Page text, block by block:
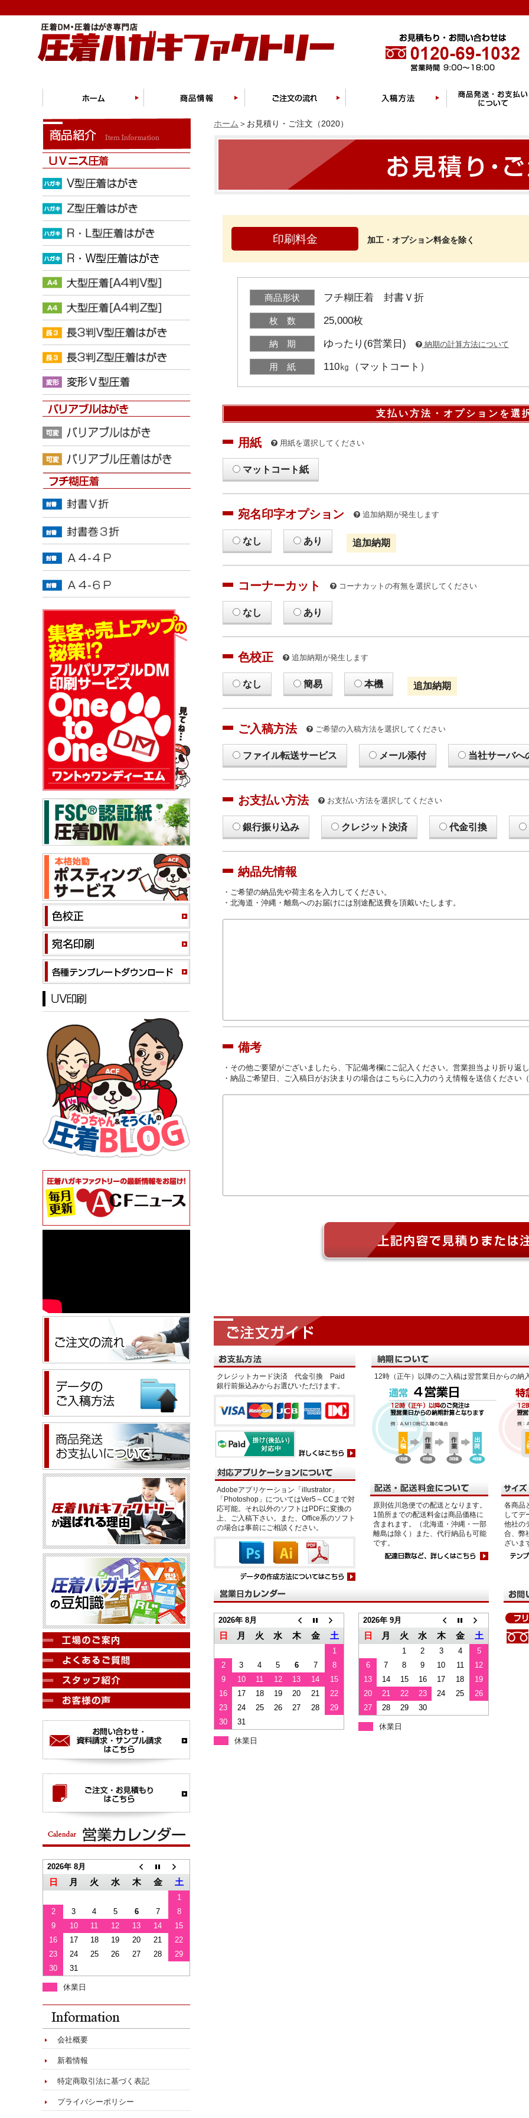
ホーム ＞お見積り・ご注文（2020）
印刷料金 加工・オプション料金を除く
商品形状 フチ糊圧着 封書Ｖ折
枚 数 25,000枚
納 期 ゆったり(6営業日) 納期の計算方法について
用 紙 110㎏（マットコート）
支払い方法・オプションを選
用紙 用紙を選択してください
マットコート紙
宛名印字オプション 追加納期が発生します
なし あり 追加納期
コーナーカット コーナカットの有無を選択してください
なし あり
色校正 追加納期が発生します
なし 簡易 本機 追加納期
ご入稿方法 ご希望の入稿方法を選択してください
ファイル転送サービス メール添付 当社サーバへ
お支払い方法 お支払い方法を選択してください
銀行振り込み クレジット決済 代金引換
納品先情報
・ご希望の納品先や荷主名を入力してください。
・北海道・沖縄・離島へのお届けには別途配送費を頂戴いたします。
備考
・その他ご要望がございましたら、下記備考欄にご記入ください。営業担当より折り返
・納品ご希望日、ご入稿日がお決まりの場合はこちらに入力のうえ情報を送信ください
クレジットカード決済 代金引換 Paid
銀行前振込みからお選びいただけます。
12時（正午）以降のご入稿は翌営業日からの納
Adobeアプリケーション「illustrator」
「Photoshop」についてはVer5～CCまで対
応可能。それ以外のソフトはPDFに変換の
上、ご入稿下さい。また、Office系のソフト
の場合は事前にご相談ください。
原則佐川急便での配送となります。
1箇所までの配送料金は商品価格に
含まれます。（北海道・沖縄・一部
離島は除く）また、代行納品も可能
です。
各商品
してデ
他社の
合、弊
ざいま
2026年 8月
日 月 火 水 木 金 土
1
2
3 4 5 6 7
8
9
10 11 12 13 14
15
16
17 18 19 20 21
22
23
24 25 26 27 28
29
30
31
休業日
2026年 9月
日 月 火 水 木 金 土
1 2 3 4
5
6
7 8 9 10 11
12
13
14 15 16 17 18
19
20
21 22 23 24 25
26
27
28 29 30
休業日
2026年 8月
日 月 火 水 木 金 土
1
2
3 4 5 6 7
8
9
10 11 12 13 14
15
16
17 18 19 20 21
22
23
24 25 26 27 28
29
30
31
休業日
会社概要
新着情報
特定商取引法に基づく表記
プライバシーポリシー